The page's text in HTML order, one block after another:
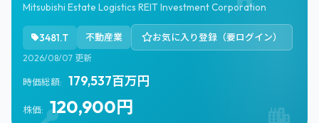
Mitsubishi Estate Logistics REIT Investment Corporation
3481.T 不動産業 お気に入り登録（要ログイン）
2026/08/07 更新
時価総額: 179,537百万円
株価: 120,900円